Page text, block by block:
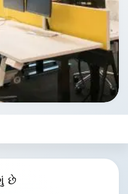
છે